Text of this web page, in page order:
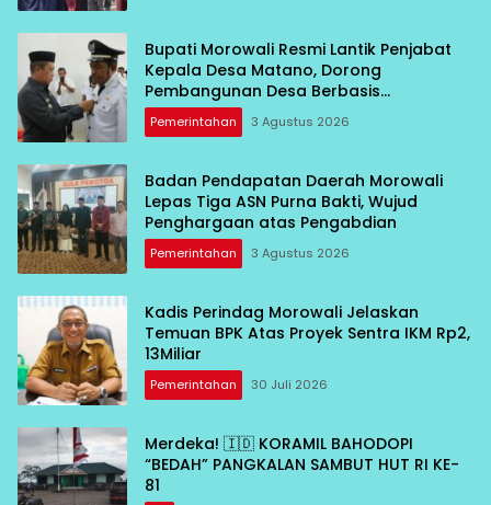
Bupati Morowali Resmi Lantik Penjabat
Kepala Desa Matano, Dorong
Pembangunan Desa Berbasis
Kebersamaan
Pemerintahan 3 Agustus 2026
Badan Pendapatan Daerah Morowali
Lepas Tiga ASN Purna Bakti, Wujud
Penghargaan atas Pengabdian
Pemerintahan 3 Agustus 2026
Kadis Perindag Morowali Jelaskan
Temuan BPK Atas Proyek Sentra IKM Rp2,
13Miliar
Pemerintahan 30 Juli 2026
Merdeka! 🇮🇩 KORAMIL BAHODOPI
“BEDAH” PANGKALAN SAMBUT HUT RI KE-
81